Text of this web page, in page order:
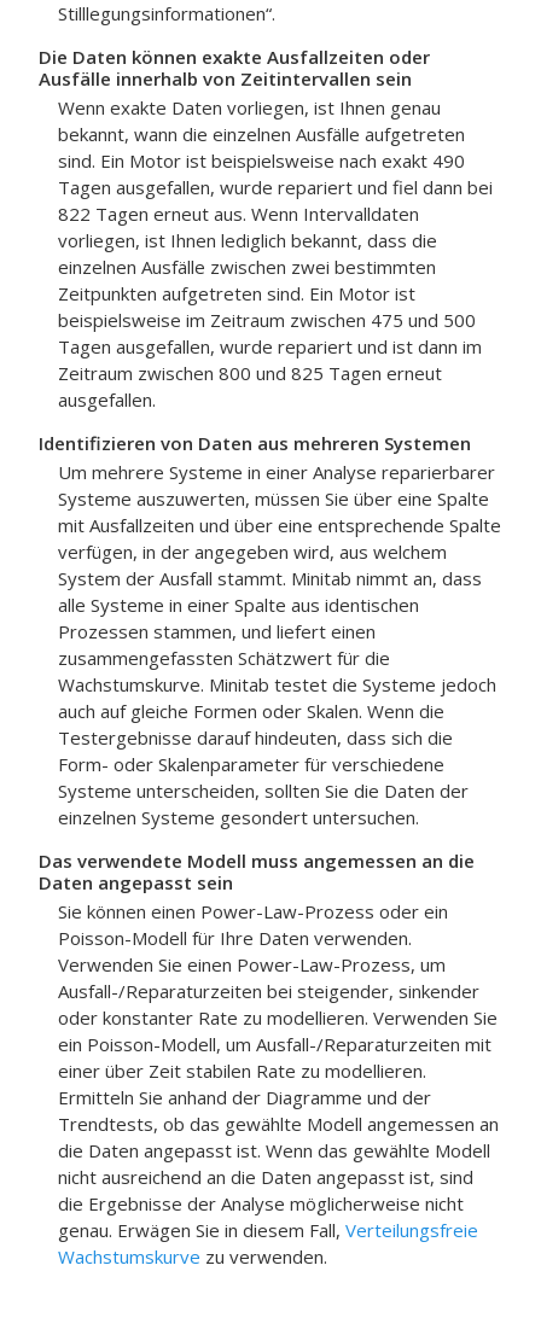
Stilllegungsinformationen“.
Die Daten können exakte Ausfallzeiten oder
Ausfälle innerhalb von Zeitintervallen sein
Wenn exakte Daten vorliegen, ist Ihnen genau
bekannt, wann die einzelnen Ausfälle aufgetreten
sind. Ein Motor ist beispielsweise nach exakt 490
Tagen ausgefallen, wurde repariert und fiel dann bei
822 Tagen erneut aus. Wenn Intervalldaten
vorliegen, ist Ihnen lediglich bekannt, dass die
einzelnen Ausfälle zwischen zwei bestimmten
Zeitpunkten aufgetreten sind. Ein Motor ist
beispielsweise im Zeitraum zwischen 475 und 500
Tagen ausgefallen, wurde repariert und ist dann im
Zeitraum zwischen 800 und 825 Tagen erneut
ausgefallen.
Identifizieren von Daten aus mehreren Systemen
Um mehrere Systeme in einer Analyse reparierbarer
Systeme auszuwerten, müssen Sie über eine Spalte
mit Ausfallzeiten und über eine entsprechende Spalte
verfügen, in der angegeben wird, aus welchem
System der Ausfall stammt. Minitab nimmt an, dass
alle Systeme in einer Spalte aus identischen
Prozessen stammen, und liefert einen
zusammengefassten Schätzwert für die
Wachstumskurve. Minitab testet die Systeme jedoch
auch auf gleiche Formen oder Skalen. Wenn die
Testergebnisse darauf hindeuten, dass sich die
Form- oder Skalenparameter für verschiedene
Systeme unterscheiden, sollten Sie die Daten der
einzelnen Systeme gesondert untersuchen.
Das verwendete Modell muss angemessen an die
Daten angepasst sein
Sie können einen Power-Law-Prozess oder ein
Poisson-Modell für Ihre Daten verwenden.
Verwenden Sie einen Power-Law-Prozess, um
Ausfall-/Reparaturzeiten bei steigender, sinkender
oder konstanter Rate zu modellieren. Verwenden Sie
ein Poisson-Modell, um Ausfall-/Reparaturzeiten mit
einer über Zeit stabilen Rate zu modellieren.
Ermitteln Sie anhand der Diagramme und der
Trendtests, ob das gewählte Modell angemessen an
die Daten angepasst ist. Wenn das gewählte Modell
nicht ausreichend an die Daten angepasst ist, sind
die Ergebnisse der Analyse möglicherweise nicht
genau. Erwägen Sie in diesem Fall, Verteilungsfreie
Wachstumskurve zu verwenden.